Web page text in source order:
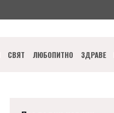
СВЯТ ЛЮБОПИТНО ЗДРАВЕ